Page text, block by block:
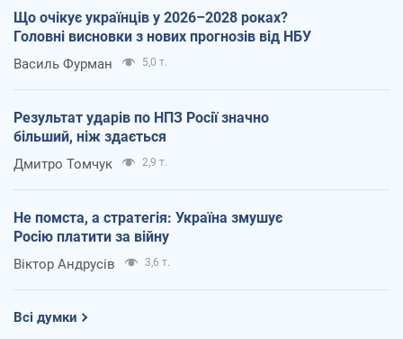
Що очікує українців у 2026–2028 роках?
Головні висновки з нових прогнозів від НБУ
Василь Фурман 5,0 т.
Результат ударів по НПЗ Росії значно
більший, ніж здається
Дмитро Томчук 2,9 т.
Не помста, а стратегія: Україна змушує
Росію платити за війну
Віктор Андрусів 3,6 т.
Всі думки